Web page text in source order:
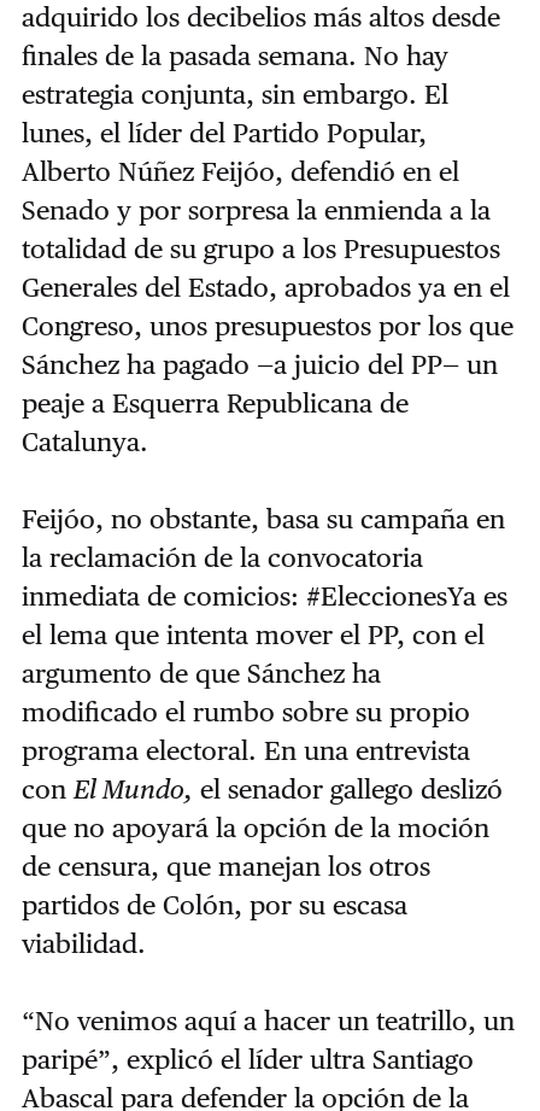
adquirido los decibelios más altos desde
finales de la pasada semana. No hay
estrategia conjunta, sin embargo. El
lunes, el líder del Partido Popular,
Alberto Núñez Feijóo, defendió en el
Senado y por sorpresa la enmienda a la
totalidad de su grupo a los Presupuestos
Generales del Estado, aprobados ya en el
Congreso, unos presupuestos por los que
Sánchez ha pagado —a juicio del PP— un
peaje a Esquerra Republicana de
Catalunya.
Feijóo, no obstante, basa su campaña en
la reclamación de la convocatoria
inmediata de comicios: #EleccionesYa es
el lema que intenta mover el PP, con el
argumento de que Sánchez ha
modificado el rumbo sobre su propio
programa electoral. En una entrevista
con El Mundo, el senador gallego deslizó
que no apoyará la opción de la moción
de censura, que manejan los otros
partidos de Colón, por su escasa
viabilidad.
“No venimos aquí a hacer un teatrillo, un
paripé”, explicó el líder ultra Santiago
Abascal para defender la opción de la